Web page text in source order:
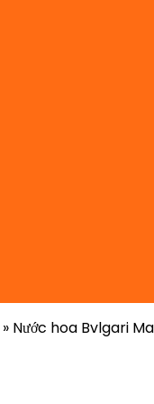
» Nước hoa Bvlgari